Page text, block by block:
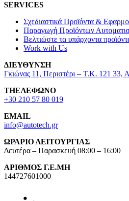
SERVICES
Σχεδιαστικά Προϊόντα &
Παραγωγή Προϊόντων
Βελτιώστε τα υπάρχοντα
Work with Us
ΔΙΕΥΘΥΝΣΗ
Γκιώνας 11, Περιστέρι – Τ.Κ. 121 33,
ΤΗΕΛΕΦΩΝΟ
+30 210 57 80 019
EMAIL
info@autotech.gr
ΩΡΑΡΙΟ ΛΕΙΤΟΥΡΓΙΑΣ
Δευτέρα – Παρασκευή 08:00 – 16:00
ΑΡΙΘΜΟΣ Γ.Ε.ΜΗ
144727601000